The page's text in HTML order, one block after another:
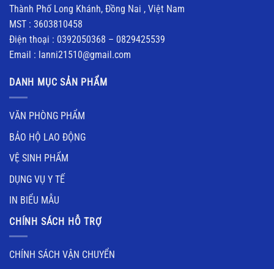
Thành Phố Long Khánh, Đồng Nai , Việt Nam
MST : 3603810458
Điện thoại : 0392050368 – 0829425539
Email : lanni21510@gmail.com
DANH MỤC SẢN PHẨM
VĂN PHÒNG PHẨM
BẢO HỘ LAO ĐỘNG
VỆ SINH PHẨM
DỤNG VỤ Y TẾ
IN BIỂU MẪU
CHÍNH SÁCH HỖ TRỢ
CHÍNH SÁCH VẬN CHUYỂN